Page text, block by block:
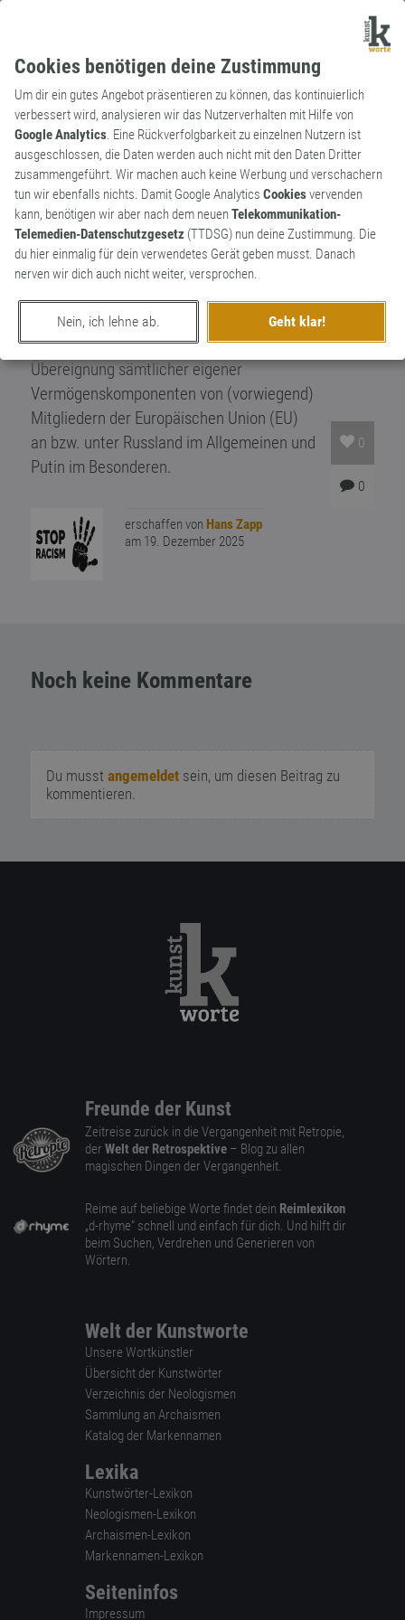
Cookies benötigen deine Zustimmung
Um dir ein gutes Angebot präsentieren zu können, das kontinuierlich
verbessert wird, analysieren wir das Nutzerverhalten mit Hilfe von
Google Analytics. Eine Rückverfolgbarkeit zu einzelnen Nutzern ist
ausgeschlossen, die Daten werden auch nicht mit den Daten Dritter
zusammengeführt. Wir machen auch keine Werbung und verschachern
tun wir ebenfalls nichts. Damit Google Analytics Cookiesvervenden
kann, benötigen wir aber nach dem neuenTelekommunikation-
Telemedien-Datenschutzgesetz (TTDSG) nun deine Zustimmung. Die
du hier einmalig für dein verwendetes Gerät geben musst. Danach
nerven wir dich auch nicht weiter, versprochen.
Nein, ich lehne ab. Geht klar!
Kunstwort
Substantiv
Oblastierung (Substantiv),
oblasten (Verb)
Unter Oblastierung versteht man die im
vorauseilenden Gehorsam und ohne Not
durchgeführte vollkommene Unterwerfung,
Aufgabe der eigenen Werte und
Überzeugungen, sowie die unnötige
Übereignung sämtlicher eigener
Vermögenskomponenten von (vorwiegend)
Mitgliedern der Europäischen Union (EU)
an bzw. unter Russland im Allgemeinen und
Putin im Besonderen.
0
0
erschaffen von Hans Zapp
am 19. Dezember 2025
Noch keine Kommentare
Du musst angemeldetsein, um diesen Beitrag zu
kommentieren.
Freunde der Kunst
Zeitreise zurück in die Vergangenheit mit Retropie,
der Welt der Retrospektive – Blog zu allen
magischen Dingen der Vergangenheit.
Reime auf beliebige Worte findet dein Reimlexikon
„d-rhyme” schnell und einfach für dich. Und hilft dir
beim Suchen, Verdrehen und Generieren von
Wörtern.
Welt der Kunstworte
Unsere Wortkünstler
Übersicht der Kunstwörter
Verzeichnis der Neologismen
Sammlung an Archaismen
Katalog der Markennamen
Lexika
Kunstwörter-Lexikon
Neologismen-Lexikon
Archaismen-Lexikon
Markennamen-Lexikon
Seiteninfos
Impressum